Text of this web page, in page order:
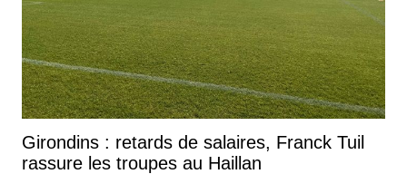
Girondins : retards de salaires, Franck Tuil
rassure les troupes au Haillan